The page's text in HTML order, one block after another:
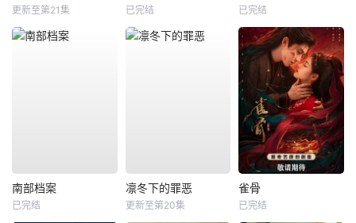
更新至第21集 已完结 已完结
南部档案
已完结
凛冬下的罪恶
更新至第20集
雀骨
已完结